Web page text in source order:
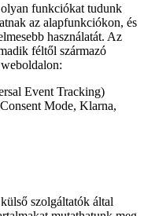
funkciókat tudunk
az alapfunkciókon, és
használatát. Az
féltől származó
Event Tracking)
Mode, Klarna,
szolgáltatók által